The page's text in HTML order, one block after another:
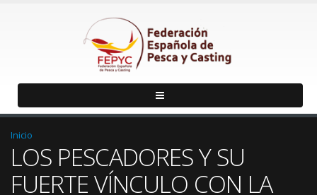
Inicio
LOS PESCADORES Y SU
FUERTE VÍNCULO CON LA